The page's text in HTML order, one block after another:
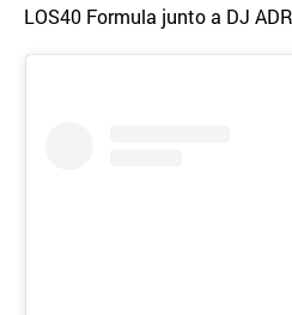
LOS40 Formula junto a DJ